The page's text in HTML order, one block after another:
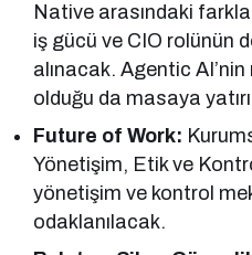
Native arasındaki
iş gücü ve CIO rolünün
alınacak. Agentic AI’nin
olduğu da masaya
Future of Work:
Yönetişim, Etik ve
yönetişim ve kontrol
odaklanılacak.